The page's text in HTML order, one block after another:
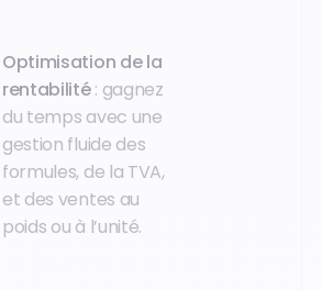
Optimisation de la
rentabilité: gagnez
du temps avec une
gestion fluide des
formules, de la TVA,
et des ventes au
poids ou à l’unité.